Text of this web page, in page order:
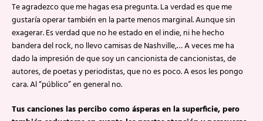
Te agradezco que me hagas esa pregunta. La verdad es que me
gustaría operar también en la parte menos marginal. Aunque sin
exagerar. Es verdad que no he estado en el indie, ni he hecho
bandera del rock, no llevo camisas de Nashville,… A veces me ha
dado la impresión de que soy un cancionista de cancionistas, de
autores, de poetas y periodistas, que no es poco. A esos les pongo
cara. Al “público” en general no.
Tus canciones las percibo como ásperas en la superficie, pero